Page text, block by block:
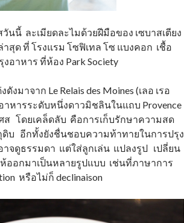
นนี้ ละเมียดละไมด้วยฝีมือของ เซบาสเตียง
สุด ที่ โรงแรม โซฟิเทล โซ แบงคอก เชื้อ
อาหาร ที่ห้อง Park Society
งมาจาก Le Relais des Moines (เลอ เรอ
าหารระดับหนึ่งดาวมิชลินในแถบ Provence
ส โดยเคล็ดลับ คือการเก็บรักษาความสด
บ อีกทั้งยังชื่นชอบความท้าทายในการปรุง
จดูธรรมดา แต่ใส่ลูกเล่น แปลงรูป เปลี่ยน
ออกมาเป็นหลายรูปแบบ เช่นที่ภาษาการ
หรือไม่ก็ declinaison